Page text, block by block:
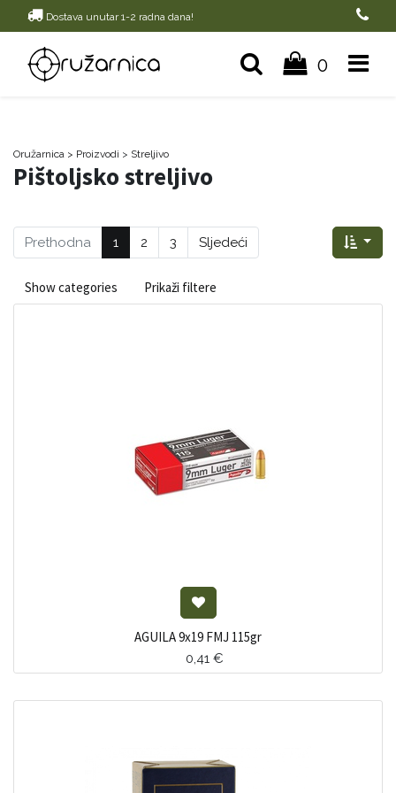
Dostava unutar 1-2 radna dana!
0
Oružarnica > Proizvodi > Streljivo
Pištoljsko streljivo
Prethodna 1 2 3 Sljedeći
Show categories Prikaži filtere
AGUILA 9x19 FMJ 115gr
0,41 €